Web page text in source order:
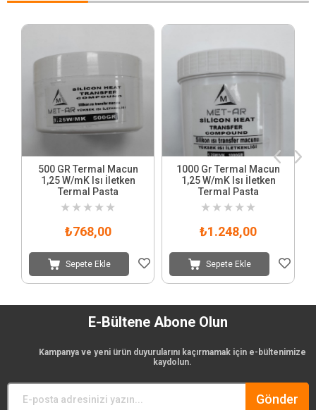
500 GR Termal Macun
1,25 W/mK Isı İletken
Termal Pasta
★ ★ ★ ★ ★
₺768,00
Sepete Ekle
1000 Gr Termal Macun
1,25 W/mK Isı İletken
Termal Pasta
★ ★ ★ ★ ★
₺1.248,00
Sepete Ekle
E-Bültene Abone Olun
Kampanya ve yeni ürün duyurularını kaçırmamak için e-bültenimize
kaydolun.
Gönder